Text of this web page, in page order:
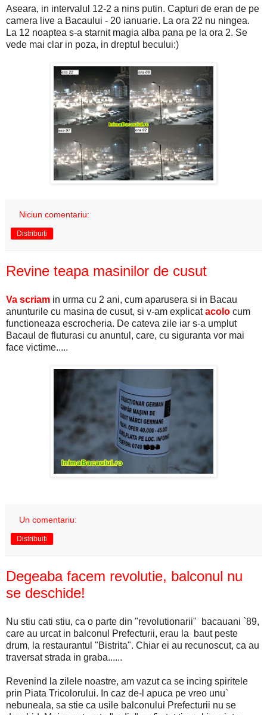
Aseara, in intervalul 12-2 a nins putin. Capturi de eran de pe
camera live a Bacaului - 20 ianuarie. La ora 22 nu ningea.
La 12 noaptea s-a starnit magia alba pana pe la ora 2. Se
vede mai clar in poza, in dreptul becului:)
Niciun comentariu:
Distribuiți
Revine teapa masinilor de cusut
Va scriam in urma cu 2 ani, cum aparusera si in Bacau
anunturile cu masina de cusut, si v-am explicatacolo cum
functioneaza escrocheria. De cateva zile iar s-a umplut
Bacaul de fluturasi cu anuntul, care, cu siguranta vor mai
face victime.....
Un comentariu:
Distribuiți
Degeaba facem revolutie, balconul nu
se deschide!
Nu stiu cati stiu, ca o parte din "revolutionarii" bacauani `89,
care au urcat in balconul Prefecturii, erau la baut peste
drum, la restaurantul "Bistrita". Chiar ei au recunoscut, ca au
traversat strada in graba......
Revenind la zilele noastre, am vazut ca se incing spiritele
prin Piata Tricolorului. In caz de-l apuca pe vreo unu`
nebuneala, sa stie ca usile balconului Prefecturii nu se